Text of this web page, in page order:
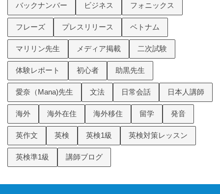
バックナンバー ビジネス フォニックス
フレーズ プレスリリース ベトナム
マリリン先生 メディア掲載 二次試験
体験レポート 初心者 助黒先生
愛奈（Mana)先生 文法 日常会話 日本人講師
海外 海外在住 海外移住 留学 発音
英作文 英検 英検1級 英検対策レッスン
英検準1級 講師ブログ